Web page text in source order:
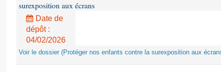
surexposition aux écrans
Date de
dépôt :
04/02/2026
Voir le dossier (Protéger nos enfants contre la surexposition aux